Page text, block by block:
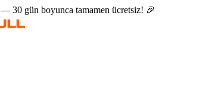
— 30 gün boyunca tamamen ücretsiz! 🎉